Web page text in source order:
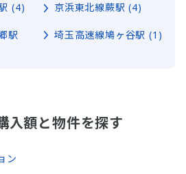
(4) 京浜東北線蕨駅 (4)
駅
埼玉高速線鳩ヶ谷駅 (1)
入額と物件を探す
ン